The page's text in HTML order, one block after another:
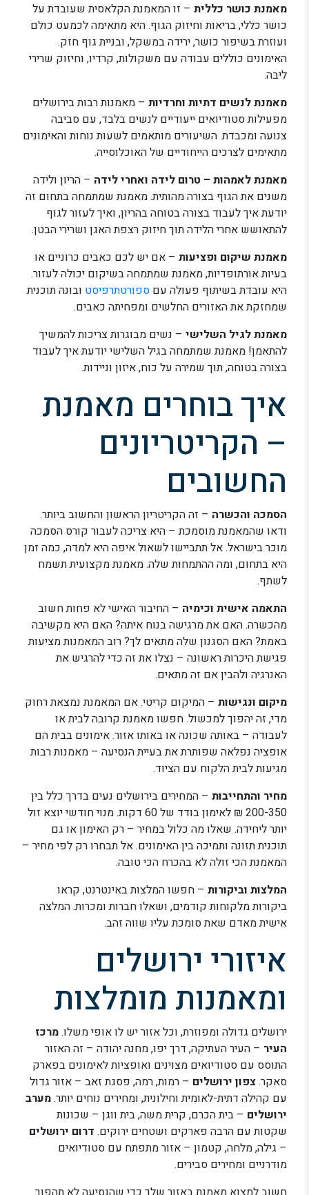
מאמנת כושר כללית – זו המאמנת הקלאסית שעובדת על
כושר כללי, בריאות וחיזוק הגוף. היא מתאימה לכמעט כולם
ועוזרת בשיפור כושר, ירידה במשקל, ובניית גוף חזק.
האימונים כוללים עבודה עם משקולות, קרדיו, וחיזוק שרירי
ליבה.
מאמנת לנשים דתיות וחרדיות – מאמנות רבות בירושלים
מפעילות סטודיואים ייעודיים לנשים בלבד, עם סביבה
צנועה ומכבדת. השיעורים מותאמים לשעות נוחות והאימונים
מתאימים לצרכים הייחודיים של האוכלוסייה.
מאמנת לאמהות – טרום לידה ואחרי לידה – הריון ולידה
משנים את הגוף בצורה מהותית. מאמנת שמתמחה בתחום זה
יודעת איך לעבוד בצורה בטוחה בהריון, ואיך לעזור לגוף
להתאושש אחרי הלידה תוך חיזוק רצפת האגן ושרירי הבטן.
מאמנת שיקום ופציעות – אם יש לכם כאבים כרוניים או
בעיות אורתופדיות, מאמנת שמתמחה בשיקום יכולה לעזור.
היא עובדת בשיתוף פעולה עם ספורטתרפיסט ובונה תוכנית
שמחזקת את האזורים החלשים ומפחיתה כאבים.
מאמנת לגיל השלישי – נשים מבוגרות צריכות להמשיך
להתאמן! מאמנת שמתמחה בגיל השלישי יודעת איך לעבוד
בצורה בטוחה, תוך שמירה על כוח, איזון וניידות.
איך בוחרים מאמנת
– הקריטריונים
החשובים
הסמכה והכשרה – זה הקריטריון הראשון והחשוב ביותר.
ודאו שהמאמנת מוסמכת – היא צריכה לעבור קורס הסמכה
מוכר בישראל. אל תתביישו לשאול איפה היא למדה, כמה זמן
היא בתחום, ומה ההתמחות שלה. מאמנת מקצועית תשמח
לשתף.
התאמה אישית וכימיה – החיבור האישי לא פחות חשוב
מהכשרה. האם את מרגישה בנוח איתה? האם היא מקשיבה
באמת? האם הסגנון שלה מתאים לך? רוב המאמנות מציעות
פגישת היכרות ראשונה – נצלו את זה כדי להרגיש את
האנרגיה ולהבין אם זה מתאים.
מיקום ונגישות – המיקום קריטי. אם המאמנת נמצאת רחוק
מדי, זה יהפוך למכשול. חפשו מאמנת קרובה לבית או
לעבודה – באותה שכונה או באותו אזור. אימונים בבית הם
אופציה נפלאה שפותרת את בעיית הנסיעה – מאמנות רבות
מגיעות לבית הלקוח עם הציוד.
מחיר והתחייבות – המחירים בירושלים נעים בדרך כלל בין
200-350 ₪ לאימון בודד של 60 דקות. מנוי חודשי יוצא זול
יותר ליחידה. שאלו מה כלול במחיר – רק האימון או גם
תוכנית תזונה ותמיכה בין האימונים. אל תבחרו רק לפי מחיר –
המאמנת הכי זולה לא בהכרח הכי טובה.
המלצות וביקורות – חפשו המלצות באינטרנט, קראו
ביקורות מלקוחות קודמים, ושאלו חברות ומכרות. המלצה
אישית מאדם שאת סומכת עליו שווה זהב.
איזורי ירושלים
ומאמנות מומלצות
ירושלים גדולה ומפוזרת, וכל אזור יש לו אופי משלו.מרכז
העיר – העיר העתיקה, דרך יפו, מחנה יהודה – זה האזור
התוסס עם סטודיואים מצוינים ואופציות לאימונים בפארק
סאקר.צפון ירושלים – רמות, רמה, פסגת זאב – אזור גדול
עם קהילה דתית-לאומית וחילונית, ומחירים נוחים יותר.מערב
ירושלים – בית הכרם, קרית משה, בית ווגן – שכונות
שקטות עם הרבה פארקים ושטחים ירוקים. דרום ירושלים
– גילה, מלחה, קטמון – אזור מתפתח עם סטודיואים
מודרניים ומחירים סבירים.